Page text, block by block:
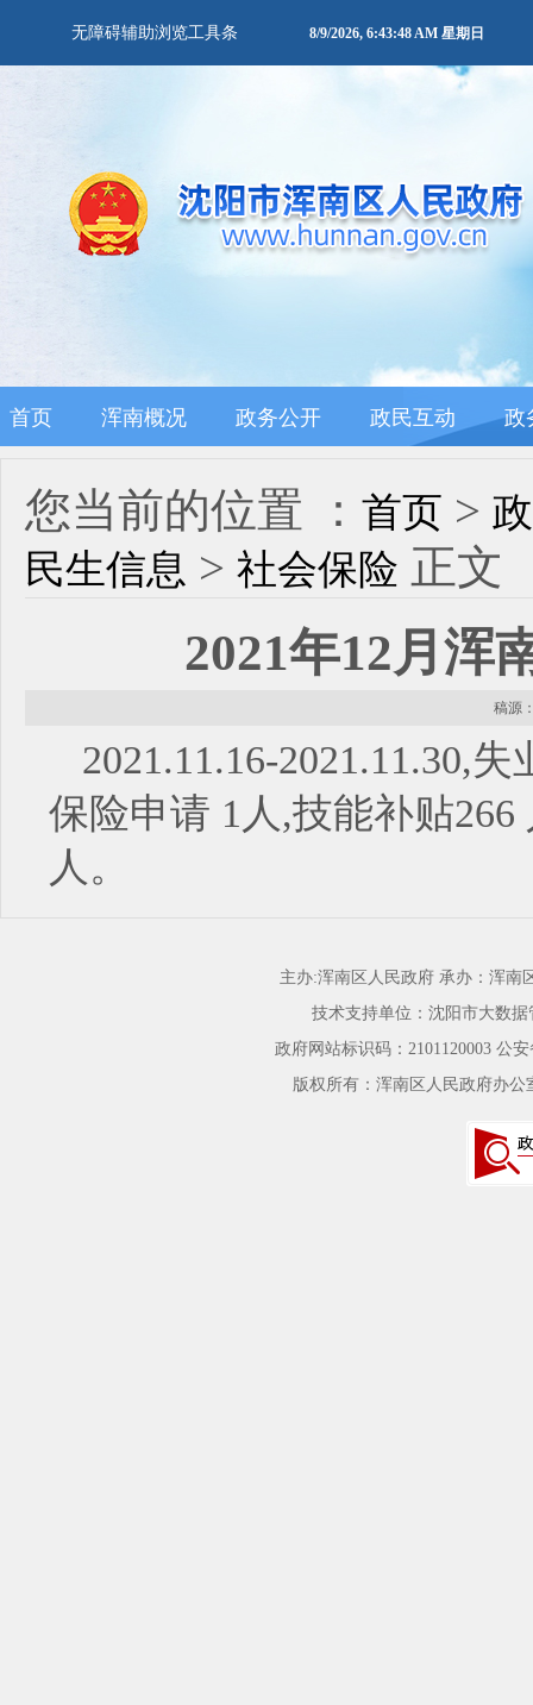
无障碍辅助浏览工具条 8/9/2026, 6:43:48 AM 星期日
首页 浑南概况 政务公开 政民互动 政
您当前的位置 ： 首页 >
民生信息 > 社会保险 正文
2021年12月浑
稿源
2021.11.16-2021.11.30,
保险申请 1人,技能补贴
人。
主办:浑南区人民政府 承办：浑
技术支持单位：沈阳市大数
政府网站标识码：2101120003 公安
版权所有：浑南区人民政府办